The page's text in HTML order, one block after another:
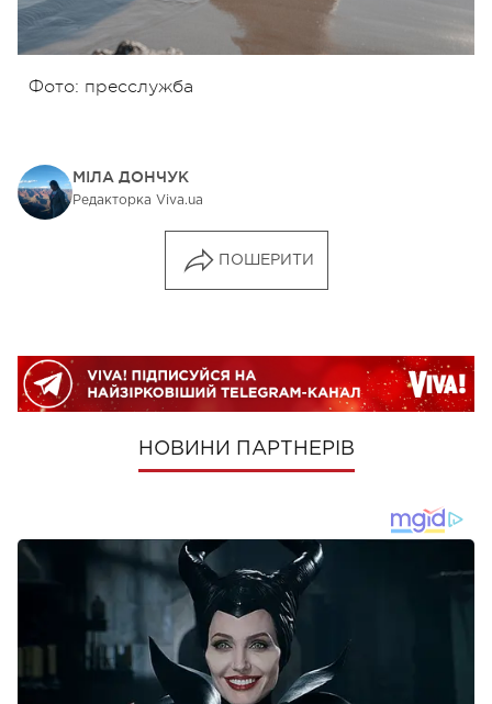
Фото: пресслужба
МІЛА ДОНЧУК
Редакторка Viva.ua
ПОШЕРИТИ
НОВИНИ ПАРТНЕРІВ